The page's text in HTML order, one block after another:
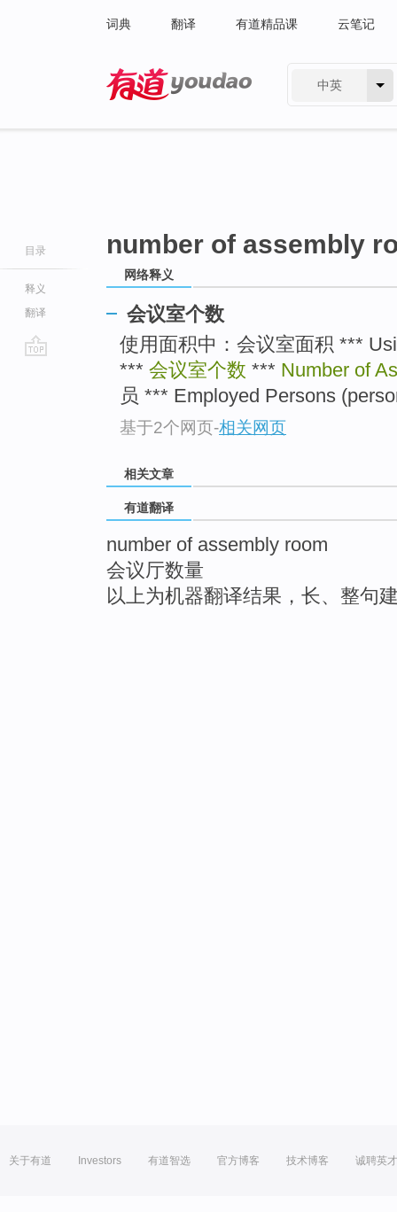
词典 翻译 有道精品课 云笔记
中英
目录
释义
翻译
number of assembly
网络释义
会议室个数
使用面积中：会议室面积 ***
*** 会议室个数 *** Number of
员 *** Employed Persons
基于2个网页-相关网页
相关文章
有道翻译
number of assembly room
会议厅数量
以上为机器翻译结果，长、整句
关于有道 Investors 有道智选 官方博客 技术博客 诚聘英才